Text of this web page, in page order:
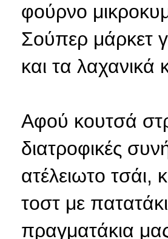
φούρνο
Σούπερ μάρκετ
και τα λαχανικά
Αφού κουτσά
διατροφικές
ατέλειωτο τσάι,
τοστ με
πραγματάκια